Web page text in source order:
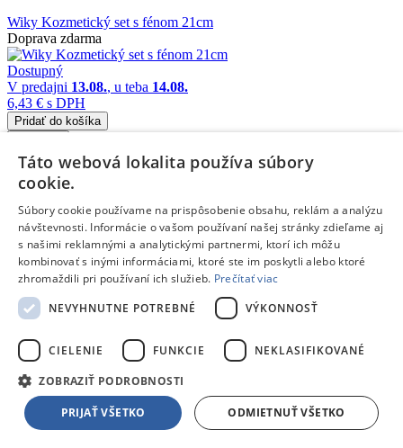
Wiky Kozmetický set s fénom 21cm
Doprava zdarma
Dostupný
V predajni 13.08., u teba 14.08.
6,43 € s DPH
Pridať do košíka
226603
Účesy a vlasové doplnky
Detský Módny salón
Wiky Kozmetický set s fénom 14cm
Doprava zdarma
Dostupný
V predajni13.08., u teba14.08.
8,51 €
s DPH
Pridať do košíka
Táto webová lokalita používa súbory
cookie.
Súbory cookie používame na prispôsobenie obsahu, reklám a analýzu
návštevnosti. Informácie o vašom používaní našej stránky zdieľame aj
s našimi reklamnými a analytickými partnermi, ktorí ich môžu
kombinovať s inými informáciami, ktoré ste im poskytli alebo ktoré
zhromaždili pri používaní ich služieb. Prečítať viac
NEVYHNUTNE POTREBNÉ
VÝKONNOSŤ
CIELENIE FUNKCIE NEKLASIFIKOVANÉ
ZOBRAZIŤ PODROBNOSTI
PRIJAŤ VŠETKO ODMIETNUŤ VŠETKO